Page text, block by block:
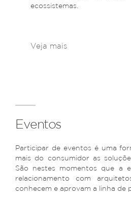
ecossistemas.
Veja mais
Eventos
Participar de eventos é uma
mais do consumidor as
São nestes momentos que a
relacionamento com
conhecem e aprovam a linha de